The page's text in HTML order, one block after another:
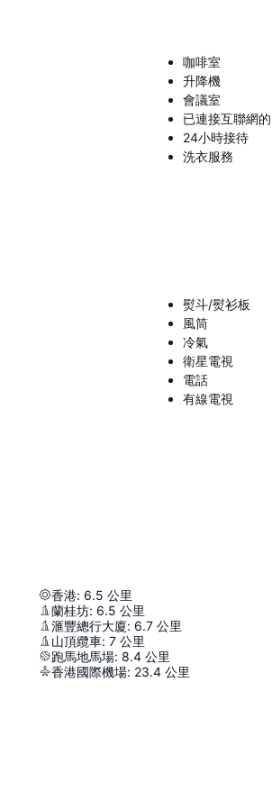
咖啡室
升降機
會議室
已連接互聯網
24小時接待
洗衣服務
熨斗/熨衫板
風筒
冷氣
衛星電視
電話
有線電視
香港: 6.5 公里
蘭桂坊: 6.5 公里
滙豐總行大廈: 6.7 公里
山頂纜車: 7 公里
跑馬地馬場: 8.4 公里
香港國際機場: 23.4 公里